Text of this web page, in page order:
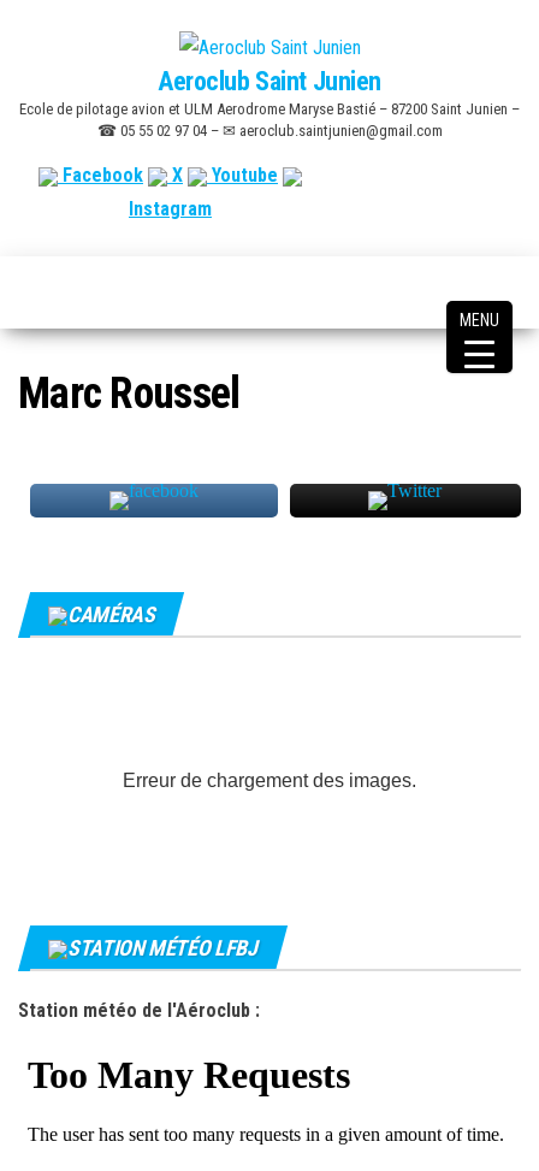
content
Aeroclub Saint Junien
Ecole de pilotage avion et ULM Aerodrome Maryse Bastié – 87200 Saint Junien –
☎ 05 55 02 97 04 – ✉ aeroclub.saintjunien@gmail.com
Facebook X
Youtube
Instagram
Marc Roussel
CAMÉRAS
Erreur de chargement des images.
STATION MÉTÉO LFBJ
Station météo de l'Aéroclub :
MENU